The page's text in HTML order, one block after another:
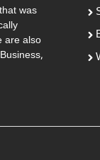
was
are also